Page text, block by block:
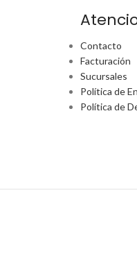
Contacto
Facturación
Sucursales
Política de
Política de